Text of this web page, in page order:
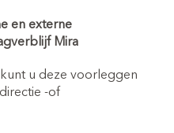
en externe
Mira
u deze voorleggen
-of